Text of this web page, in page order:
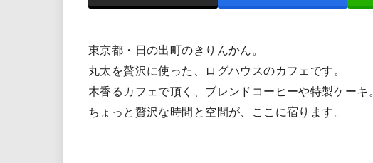
東京都・日の出町のきりんかん。
丸太を贅沢に使った、ログハウスのカフェです。
木香るカフェで頂く、ブレンドコーヒーや特製ケーキ。
ちょっと贅沢な時間と空間が、ここに宿ります。